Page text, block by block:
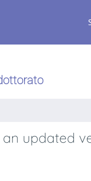
updated